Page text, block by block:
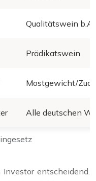
Qualitätswein b.A.
Prädikatswein
Mostgewicht/
Alle deutschen
entscheidend.